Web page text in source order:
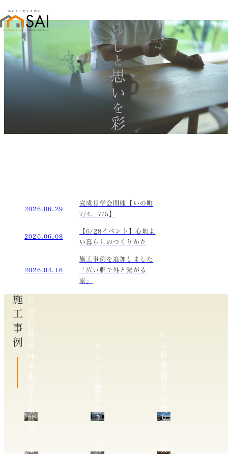
暮らし
と
思い
を
彩る
2026.06.29
完成見学会開催【いの町
7/4，7/5】
2026.06.08
【6/28イベント】心地よ
い暮らしのつくりかた
2026.04.16
施工事例を追加しました
「広い軒で外と繋がる
家」
施工事例
広
い
軒
で
外
と
繋
が
る
あ
え
て
を
選
広
が
り
を
愉
し
自
由
に
暮
ら
し、
支
え
合
う
世
家
空
ラ
家
複
雑
地
形
り
家